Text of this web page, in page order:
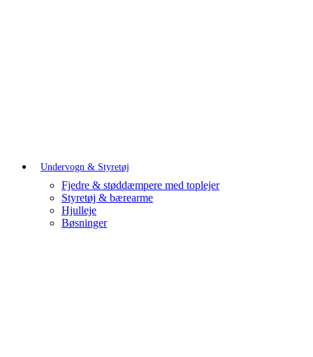
Undervogn & Styretøj
Fjedre & støddæmpere med toplejer
Styretøj & bærearme
Hjulleje
Bøsninger